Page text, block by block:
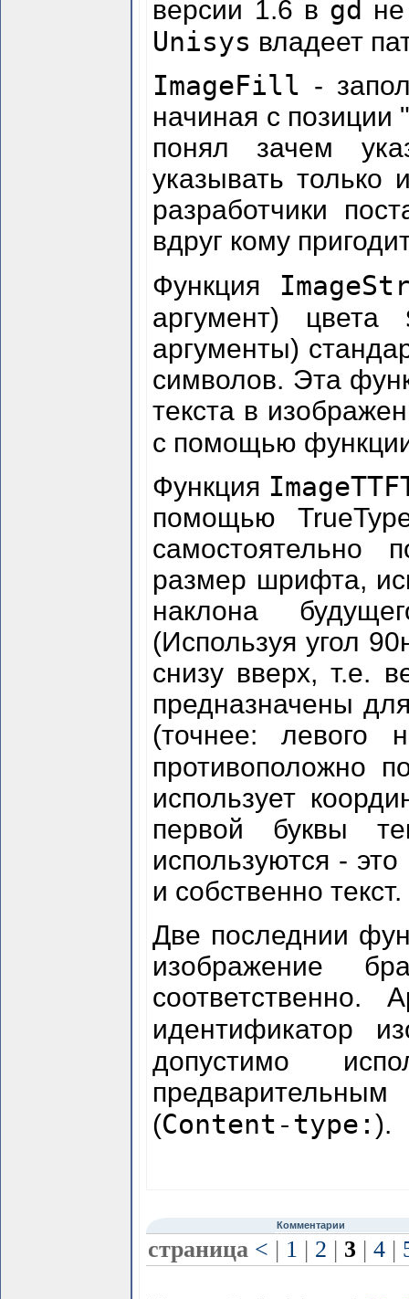
версии 1.6 в gd
Unisys владеет
ImageFill -
начиная с позиции
понял зачем
указывать
разработчики
вдруг кому
Функция
аргумент) цвета
аргументы)
символов. Эта
текста в
с помощью
Функция
помощью
самостоятельно
размер шрифта,
наклона
(Используя угол
снизу вверх, т.е.
предназначены
(точнее: левого
противоположно
использует
первой буквы
используются -
и собственно текст.
Две последнии
изображение
соответственно.
идентификатор
допустимо
(Content-type:).
Комментарии
страница < | 1 | 2 | 3 | 4 |